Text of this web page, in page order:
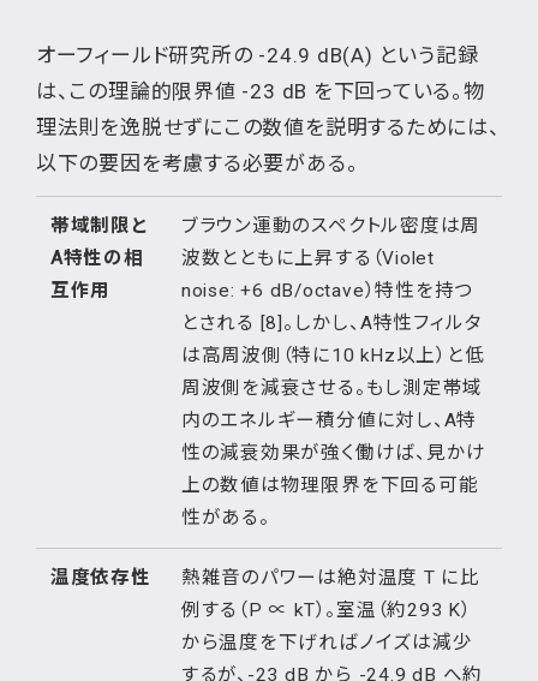
オーフィールド研究所の -24.9 dB(A) という記録
は、この理論的限界値 -23 dB を下回っている。物
理法則を逸脱せずにこの数値を説明するためには、
以下の要因を考慮する必要がある。
帯域制限と
A特性の相
互作用
ブラウン運動のスペクトル密度は周
波数とともに上昇する（Violet
noise: +6 dB/octave）特性を持つ
とされる [8]。しかし、A特性フィルタ
は高周波側（特に10 kHz以上）と低
周波側を減衰させる。もし測定帯域
内のエネルギー積分値に対し、A特
性の減衰効果が強く働けば、見かけ
上の数値は物理限界を下回る可能
性がある。
温度依存性
熱雑音のパワーは絶対温度 T に比
例する（P ∝ kT）。室温（約293 K）
から温度を下げればノイズは減少
するが、-23 dB から -24.9 dB へ約